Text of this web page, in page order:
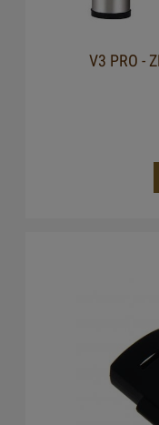
V3 PRO -